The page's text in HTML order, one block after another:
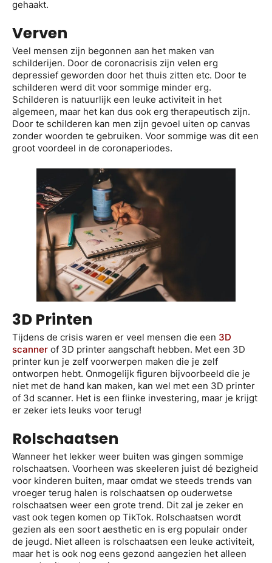
gehaakt.
Verven
Veel mensen zijn begonnen aan het maken van
schilderijen. Door de coronacrisis zijn velen erg
depressief geworden door het thuis zitten etc. Door te
schilderen werd dit voor sommige minder erg.
Schilderen is natuurlijk een leuke activiteit in het
algemeen, maar het kan dus ook erg therapeutisch zijn.
Door te schilderen kan men zijn gevoel uiten op canvas
zonder woorden te gebruiken. Voor sommige was dit een
groot voordeel in de coronaperiodes.
3D Printen
Tijdens de crisis waren er veel mensen die een 3D
scanner of 3D printer aangschaft hebben. Met een 3D
printer kun je zelf voorwerpen maken die je zelf
ontworpen hebt. Onmogelijk figuren bijvoorbeeld die je
niet met de hand kan maken, kan wel met een 3D printer
of 3d scanner. Het is een flinke investering, maar je krijgt
er zeker iets leuks voor terug!
Rolschaatsen
Wanneer het lekker weer buiten was gingen sommige
rolschaatsen. Voorheen was skeeleren juist dé bezigheid
voor kinderen buiten, maar omdat we steeds trends van
vroeger terug halen is rolschaatsen op ouderwetse
rolschaatsen weer een grote trend. Dit zal je zeker en
vast ook tegen komen op TikTok. Rolschaatsen wordt
gezien als een soort aesthetic en is erg populair onder
de jeugd. Niet alleen is rolschaatsen een leuke activiteit,
maar het is ook nog eens gezond aangezien het alleen